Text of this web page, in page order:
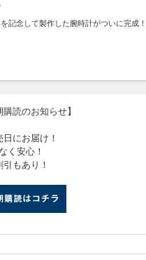
記念して製作した腕時計がついに完成！
読のお知らせ】
にお届け！
く安心！
もあり！